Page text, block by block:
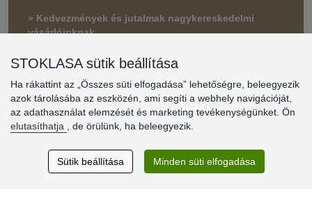
» Kedvezmények és jutalmak nagykereskedelmi
vásárlóinknak
» Súgó
Vásárlók
értékelése
Excellent service
Thank you.
STOKLASA sütik beállítása
Ha rákattint az „Összes süti elfogadása” lehetőségre, beleegyezik
azok tárolásába az eszközén, ami segíti a webhely navigációját,
az adathasználat elemzését és marketing tevékenységünket. Ön
elutasíthatja
, de örülünk, ha beleegyezik.
Sütik beállítása Minden süti elfogadása